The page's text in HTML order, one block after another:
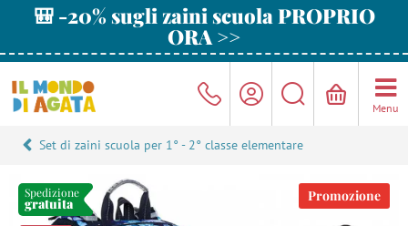
🎒 -20% sugli zaini scuola PROPRIO
ORA >>
Menu
Set di zaini scuola per 1° - 2° classe elementare
Spedizione
gratuita Promozione